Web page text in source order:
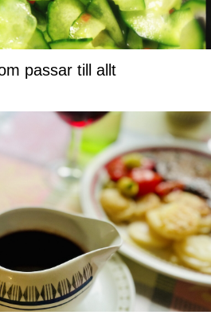
passar till allt